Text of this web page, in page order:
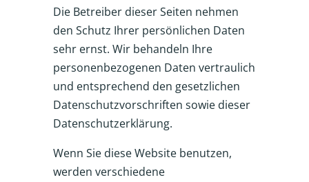
Die Betreiber dieser Seiten nehmen
den Schutz Ihrer persönlichen Daten
sehr ernst. Wir behandeln Ihre
personenbezogenen Daten vertraulich
und entsprechend den gesetzlichen
Datenschutzvorschriften sowie dieser
Datenschutzerklärung.
Wenn Sie diese Website benutzen,
werden verschiedene